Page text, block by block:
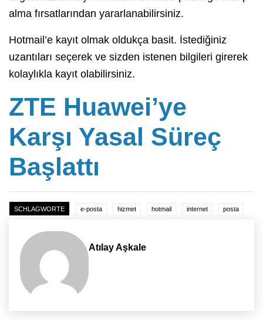
alma fırsatlarından yararlanabilirsiniz.
Hotmail’e kayıt olmak oldukça basit. İstediğiniz
uzantıları seçerek ve sizden istenen bilgileri girerek
kolaylıkla kayıt olabilirsiniz.
ZTE Huawei’ye
Karşı Yasal Süreç
Başlattı
SCHLAGWORTE e-posta hizmet hotmail internet posta
Atılay Aşkale